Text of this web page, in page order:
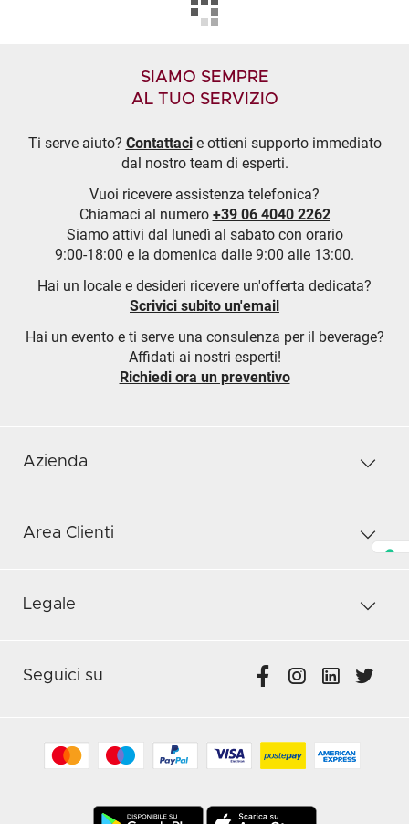
SIAMO SEMPRE
AL TUO SERVIZIO
Ti serve aiuto? Contattacie ottieni supporto immediato
dal nostro team di esperti.
Vuoi ricevere assistenza telefonica?
Chiamaci al numero +39 06 4040 2262
Siamo attivi dal lunedì al sabato con orario
9:00-18:00 e la domenica dalle 9:00 alle 13:00.
Hai un locale e desideri ricevere un'offerta dedicata?
Scrivici subito un'email
Hai un evento e ti serve una consulenza per il beverage?
Affidati ai nostri esperti!
Richiedi ora un preventivo
Azienda
Area Clienti
Legale
Seguici su